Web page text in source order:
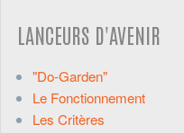
LANCEURS D'AVENIR
"Do-Garden"
Le Fonctionnement
Les Critères